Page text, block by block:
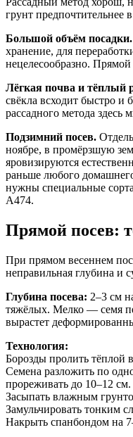
грунт предпочтительнее
Большой объём посадки.
хранение, для
нецелесообразно.
Лёгкая почва и тёплый
свёкла всходит быстро и
рассадного метода здесь
Подзимний посев.
ноябре, в промёрзшую
яровизируются
раньше любого
нужны специальные
А474.
Прямой посев:
При прямом весеннем
неправильная глубина и
Глубина посева: 2–3 см
тяжёлых. Мелко — семя
вырастет
Технология:
Борозды пролить тёплой
Семена разложить по
прореживать до 10–12 см.
Засыпать влажным
Замульчировать тонким
Накрыть спанбондом на